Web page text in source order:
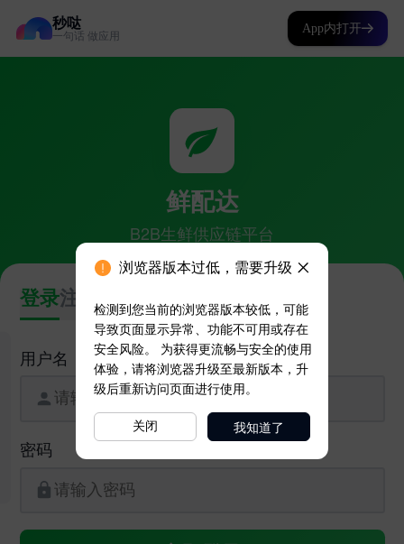
秒哒
一句话 做应用
App内打开
浏览器版本过低，需要升级
检测到您当前的浏览器版本较低，可能
导致页面显示异常、功能不可用或存在
安全风险。 为获得更流畅与安全的使用
体验，请将浏览器升级至最新版本，升
级后重新访问页面进行使用。
关闭 我知道了